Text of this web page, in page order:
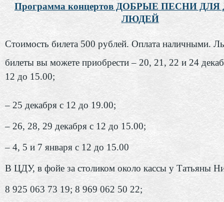
Программа концертов ДОБРЫЕ ПЕСНИ
ЛЮДЕЙ
Стоимость билета 500 рублей. Оплата наличными.
билеты вы можете приобрести – 20, 21, 22 и 24
12 до 15.00;
– 25 декабря с 12 до 19.00;
– 26, 28, 29 декабря с 12 до 15.00;
– 4, 5 и 7 января с 12 до 15.00
В ЦДУ, в фойе за столиком около кассы у Татьяны
8 925 063 73 19; 8 969 062 50 22;